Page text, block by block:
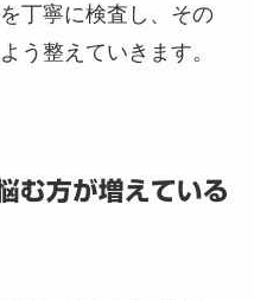
丁寧に検査し、その
う整えていきます。
む方が増えている